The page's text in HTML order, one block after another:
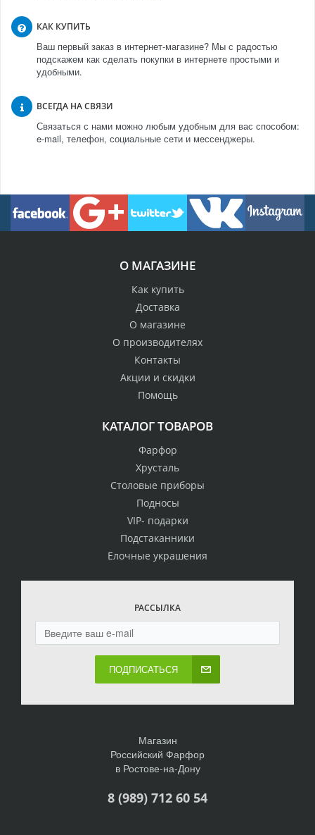
КАК КУПИТЬ
Ваш первый заказ в интернет-магазине? Мы с радостью
подскажем как сделать покупки в интернете простыми и
удобными.
ВСЕГДА НА СВЯЗИ
Связаться с нами можно любым удобным для вас способом:
e-mail, телефон, социальные сети и мессенджеры.
О МАГАЗИНЕ
Как купить
Доставка
О магазине
О производителях
Контакты
Акции и скидки
Помощь
КАТАЛОГ ТОВАРОВ
Фарфор
Хрусталь
Столовые приборы
Подносы
VIP- подарки
Подстаканники
Елочные украшения
РАССЫЛКА
ПОДПИСАТЬСЯ
Магазин
Российский Фарфор
в Ростове-на-Дону
8 (989) 712 60 54